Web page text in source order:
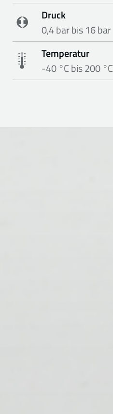
Druck
0,4 bar bis 16 bar
Temperatur
-40 °C bis 200 °C